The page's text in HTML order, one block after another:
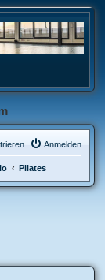
Anmelden
Pilates